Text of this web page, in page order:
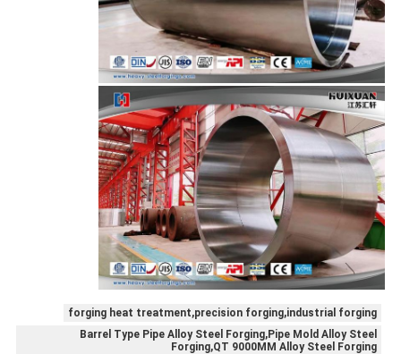
forging heat treatment,precision forging,industrial forging
Barrel Type Pipe Alloy Steel Forging,Pipe Mold Alloy Steel
Forging,QT 9000MM Alloy Steel Forging